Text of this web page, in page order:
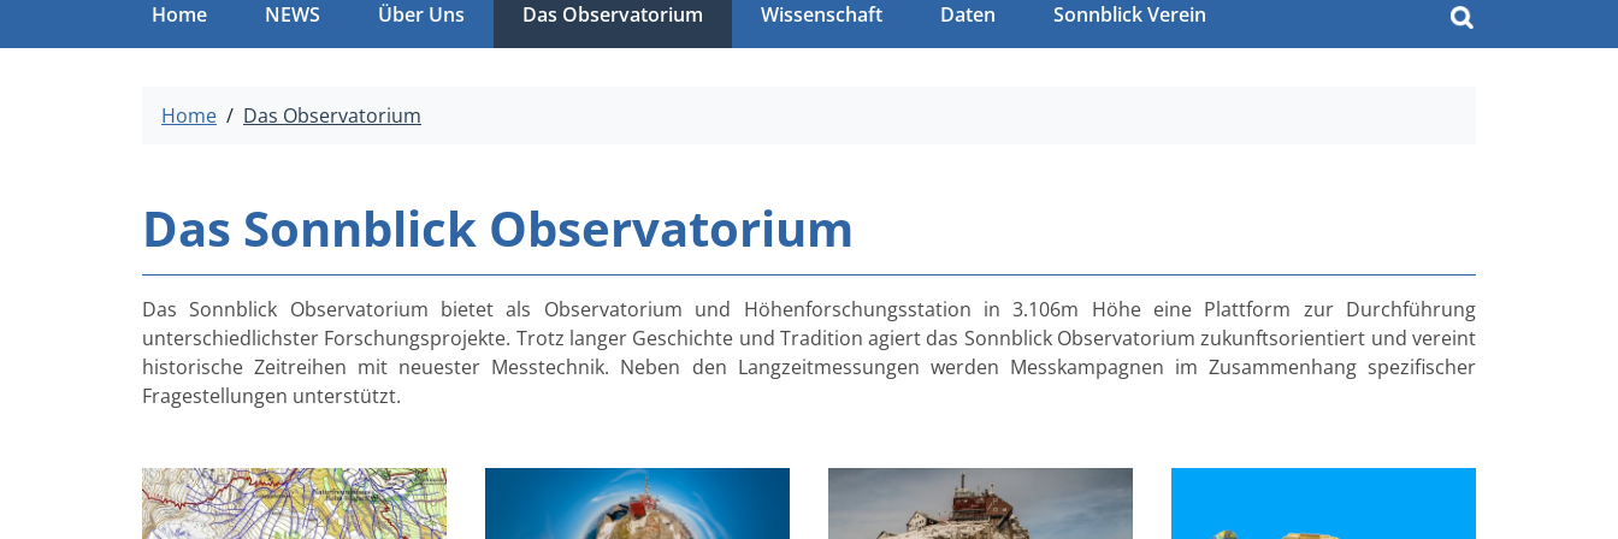
Home NEWS Über Uns Das Observatorium Wissenschaft Daten Sonnblick Verein
Home Das Observatorium
Das Sonnblick Observatorium
Das Sonnblick Observatorium bietet als Observatorium und Höhenforschungsstation in 3.106m Höhe eine Plattform zur Durchführung
unterschiedlichster Forschungsprojekte. Trotz langer Geschichte und Tradition agiert das Sonnblick Observatorium zukunftsorientiert und vereint
historische Zeitreihen mit neuester Messtechnik. Neben den Langzeitmessungen werden Messkampagnen im Zusammenhang spezifischer
Fragestellungen unterstützt.